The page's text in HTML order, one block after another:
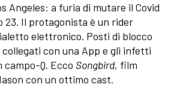
Angeles: a furia di mutare il Covid
23. Il protagonista è un rider
elettronico. Posti di blocco
con una App e gli infetti
Q. Ecco Songbird, film
con un ottimo cast.